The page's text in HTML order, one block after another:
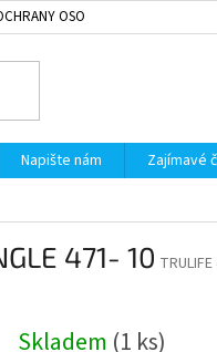
OSOBNÍCH ÚDAJŮ
Napište nám Zajímavé
471- 10
Skladem (1 ks)